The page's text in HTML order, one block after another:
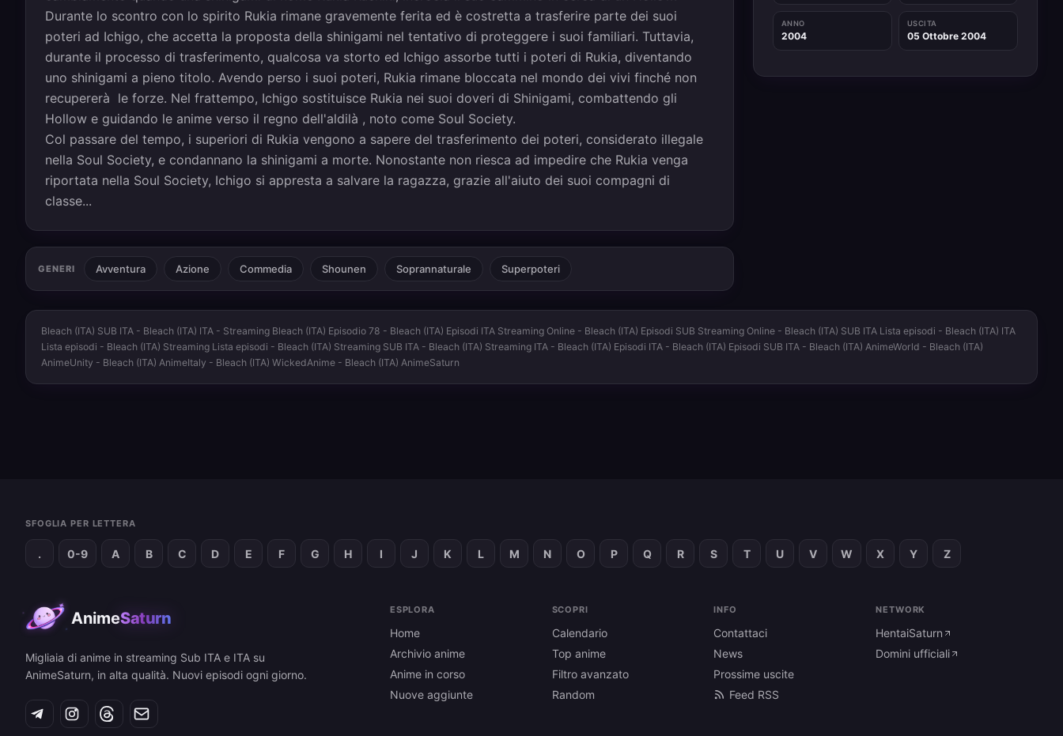
Durante lo scontro con lo spirito Rukia rimane gravemente ferita ed è costretta a trasferire parte dei suoi
poteri ad Ichigo, che accetta la proposta della shinigami nel tentativo di proteggere i suoi familiari. Tuttavia,
durante il processo di trasferimento, qualcosa va storto ed Ichigo assorbe tutti i poteri di Rukia, diventando
uno shinigami a pieno titolo. Avendo perso i suoi poteri, Rukia rimane bloccata nel mondo dei vivi finché non
recupererà le forze. Nel frattempo, Ichigo sostituisce Rukia nei suoi doveri di Shinigami, combattendo gli
Hollow e guidando le anime verso il regno dell'aldilà , noto come Soul Society.
Col passare del tempo, i superiori di Rukia vengono a sapere del trasferimento dei poteri, considerato illegale
nella Soul Society, e condannano la shinigami a morte. Nonostante non riesca ad impedire che Rukia venga
riportata nella Soul Society, Ichigo si appresta a salvare la ragazza, grazie all'aiuto dei suoi compagni di
classe...
GENERI Avventura Azione Commedia Shounen Soprannaturale Superpoteri
ANNO
2004
USCITA
05 Ottobre 2004
Bleach (ITA) SUB ITA - Bleach (ITA) ITA - Streaming Bleach (ITA) Episodio 78 - Bleach (ITA) Episodi ITA Streaming Online - Bleach (ITA) Episodi SUB Streaming Online - Bleach (ITA) SUB ITA Lista episodi - Bleach (ITA) ITA
Lista episodi - Bleach (ITA) Streaming Lista episodi - Bleach (ITA) Streaming SUB ITA - Bleach (ITA) Streaming ITA - Bleach (ITA) Episodi ITA - Bleach (ITA) Episodi SUB ITA - Bleach (ITA) AnimeWorld - Bleach (ITA)
AnimeUnity - Bleach (ITA) AnimeItaly - Bleach (ITA) WickedAnime - Bleach (ITA) AnimeSaturn
SFOGLIA PER LETTERA
. 0-9 A B C D E F G H I J K L M N O P Q R S T U V W X Y Z
AnimeSaturn
Migliaia di anime in streaming Sub ITA e ITA su
AnimeSaturn, in alta qualità. Nuovi episodi ogni giorno.
ESPLORA
Home
Archivio anime
Anime in corso
Nuove aggiunte
SCOPRI
Calendario
Top anime
Filtro avanzato
Random
INFO
Contattaci
News
Prossime uscite
Feed RSS
NETWORK
HentaiSaturn
Domini ufficiali